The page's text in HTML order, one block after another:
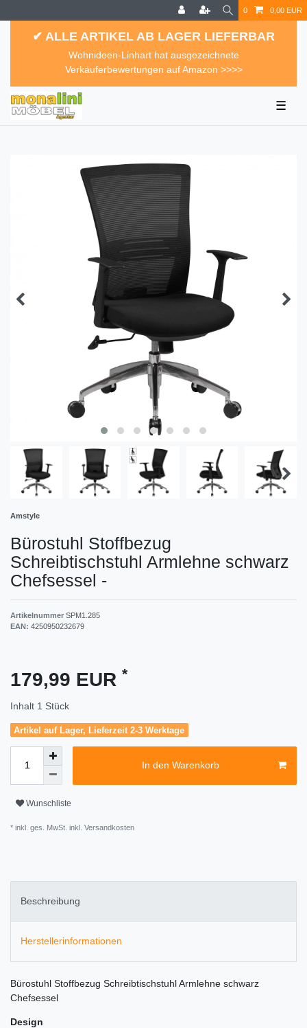
0 0,00 EUR
✔ ALLE ARTIKEL AB LAGER LIEFERBAR
Wohnideen-Linhart hat ausgezeichnete
Verkäuferbewertungen auf Amazon >>>>
☰
Amstyle
Bürostuhl Stoffbezug
Schreibtischstuhl Armlehne schwarz
Chefsessel -
Artikelnummer SPM1.285
EAN: 4250950232679
179,99 EUR *
Inhalt 1 Stück
Artikel auf Lager, Lieferzeit 2-3 Werktage
In den Warenkorb
Wunschliste
* inkl. ges. MwSt. inkl. Versandkosten
Beschreibung
Herstellerinformationen
Bürostuhl Stoffbezug Schreibtischstuhl Armlehne schwarz
Chefsessel
Design